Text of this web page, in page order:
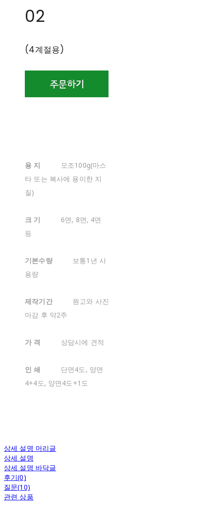
02
(4계절용)
용 지
모조100g(마스
타 또는 복사에 용이한 지
질)
크 기
6면, 8면, 4면
등
기본수량
보통1년 사
용량
제작기간
원고와 사진
마감 후 약2주
가 격 상담시에 견적
인 쇄
단면4도, 양면
4+4도, 양면4도+1도
상세 설명 머리글
상세 설명
상세 설명 바닥글
후기(0)
질문(10)
관련 상품